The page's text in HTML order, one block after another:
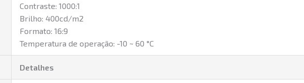
Contraste: 1000:1
Brilho: 400cd/m2
Formato: 16:9
Temperatura de operação: -10 ~ 60 °C
Detalhes